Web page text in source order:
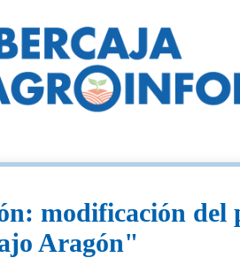
modificación del
Aragón"